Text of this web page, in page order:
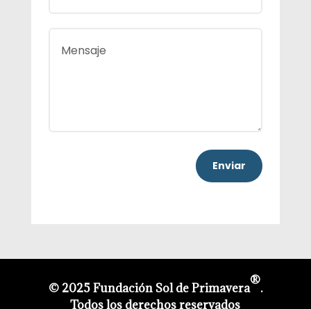
Enviar
© 2025 Fundación Sol de Primavera
®
.
Todos los derechos reservados